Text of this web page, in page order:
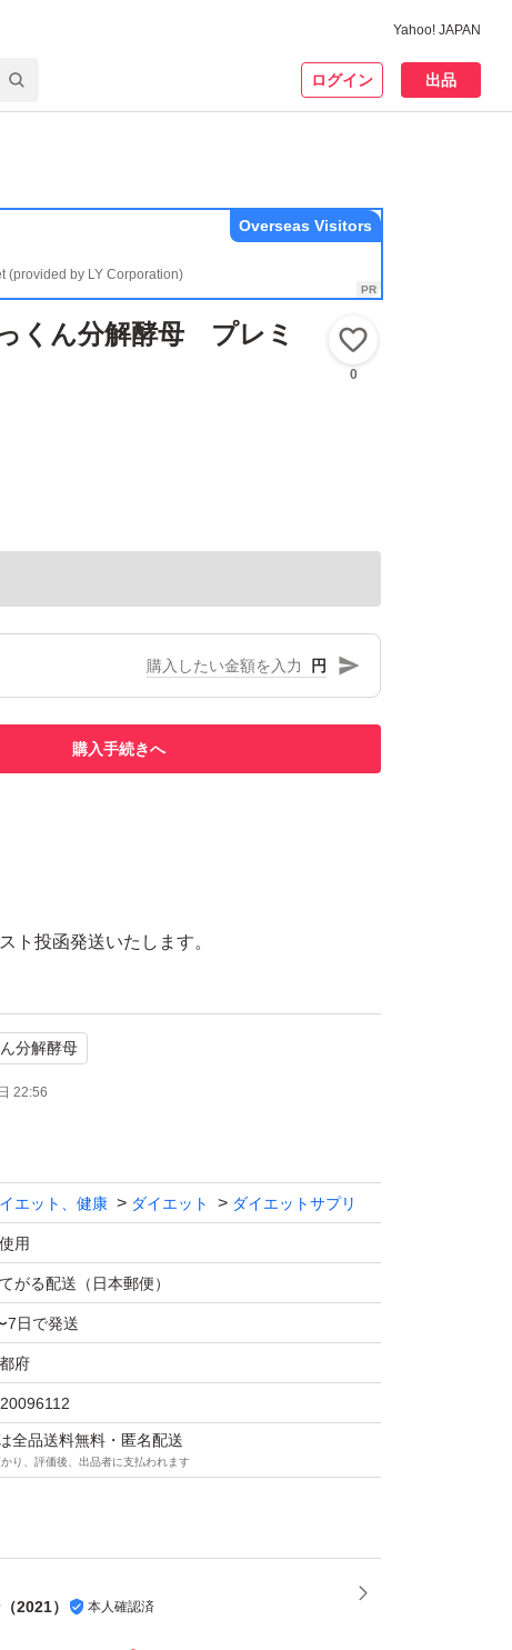
Yahoo! JAPAN
ログイン 出品
(provided by LY Corporation)
Overseas Visitors
くん分解酵母 プレミ
0
円
購入手続きへ
ト投函発送いたします。
分解酵母
22:56
エット、健康 ダイエット ダイエットサプリ
用
がる配送（日本郵便）
7日で発送
府
全品送料無料・匿名配送
り、評価後、出品者に支払われます
（2021） 本人確認済